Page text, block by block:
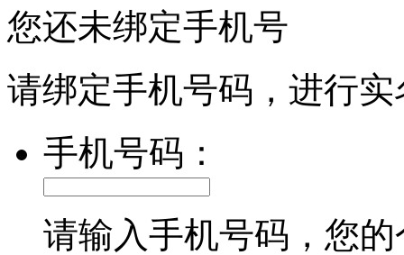
您还未绑定手机号
请绑定手机号码，进行
手机号码：
请输入手机号码，您